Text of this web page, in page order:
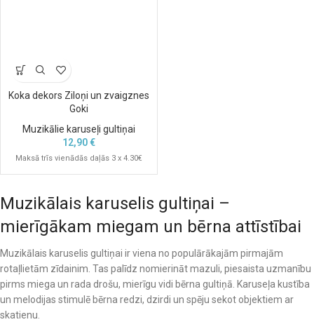
Koka dekors Ziloņi un zvaigznes
Goki
Muzikālie karuseļi gultiņai
12,90€
Maksā trīs vienādās daļās 3 x 4.30€
Muzikālais karuselis gultiņai –
mierīgākam miegam un bērna attīstībai
Muzikālais karuselis gultiņai ir viena no populārākajām pirmajām
rotaļlietām zīdainim. Tas palīdz nomierināt mazuli, piesaista uzmanību
pirms miega un rada drošu, mierīgu vidi bērna gultiņā. Karuseļa kustība
un melodijas stimulē bērna redzi, dzirdi un spēju sekot objektiem ar
skatienu.